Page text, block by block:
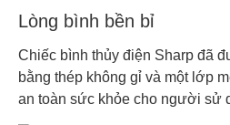
Lòng bình bền bỉ
Chiếc bình thủy điện Sharp đã
bằng thép không gỉ và một lớp
an toàn sức khỏe cho người sử